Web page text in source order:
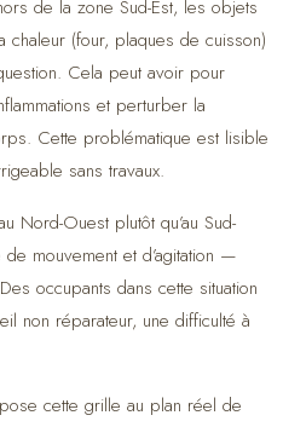
de la zone Sud-Est, les objets
(four, plaques de cuisson)
Cela peut avoir pour
et perturber la
Cette problématique est lisible
sans travaux.
Nord-Ouest plutôt qu’au Sud-
mouvement et d’agitation —
occupants dans cette situation
non réparateur, une difficulté à
cette grille au plan réel de